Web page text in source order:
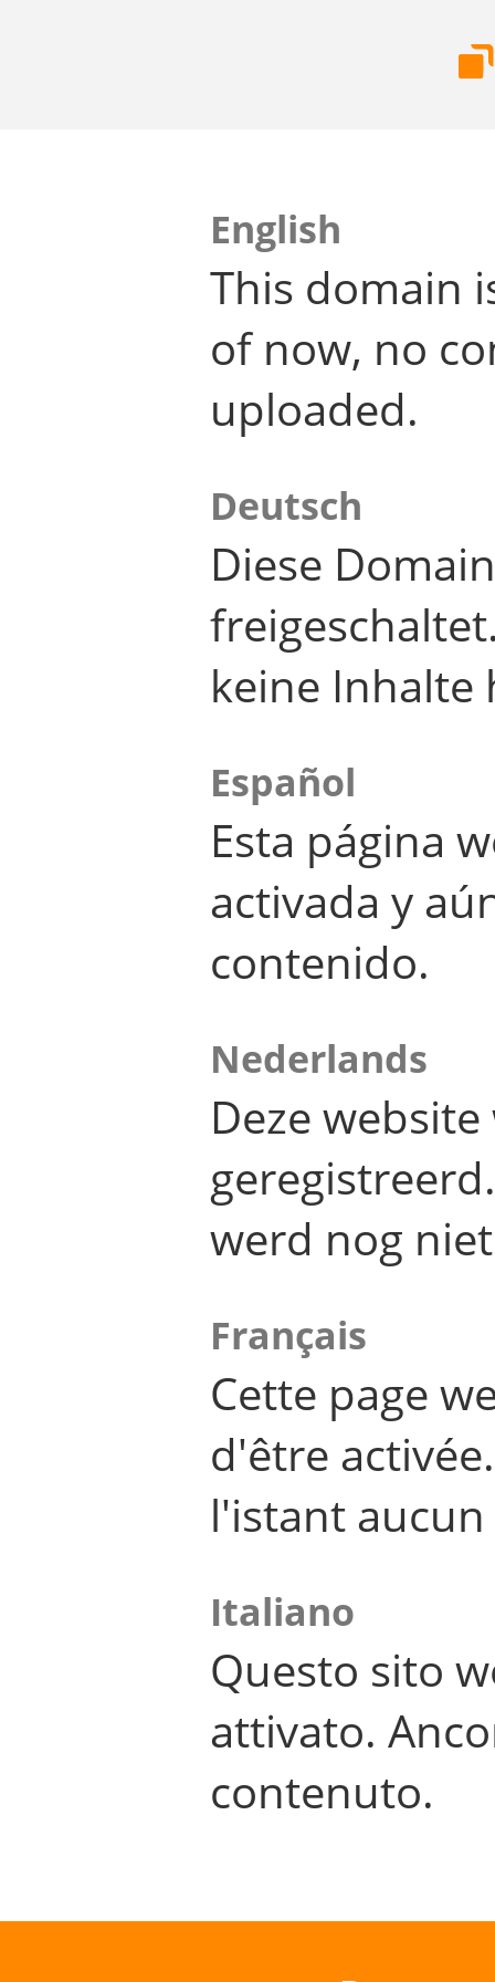
English
This domain
of now, no
uploaded.
Deutsch
Diese
keine Inhalte
Español
Esta página
activada y
contenido.
Nederlands
Deze
werd nog
Français
Cette page
d'être
l'istant
Italiano
Questo sito
attivato.
contenuto.